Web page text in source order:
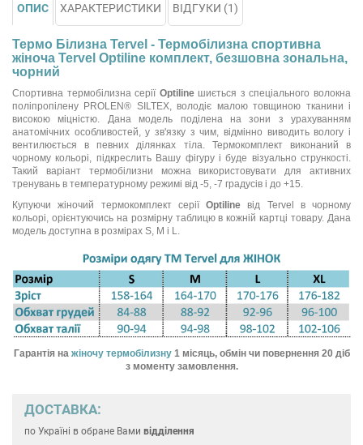
ОПИС ХАРАКТЕРИСТИКИ ВІДГУКИ (1)
Термо Білизна Tervel - Термобілизна спортивна
жіноча Tervel Optiline комплект, безшовна зональна,
чорний
Спортивна термобілизна серії Optilineшиється з спеціального волокна
поліпропілену PROLEN® SILTEX, володіє малою товщиною тканини і
високою міцністю. Дана модель поділена на зони з урахуванням
анатомічних особливостей, у зв'язку з чим, відмінно виводить вологу і
вентилюється в певних ділянках тіла. Термокомплект виконаний в
чорному кольорі, підкреслить Вашу фігуру і буде візуально стрункості.
Такий варіант термобілизни можна використовувати для активних
тренувань в температурному режимі від -5, -7 градусів і до +15.
Купуючи жіночий термокомплект серії Optilineвід Tervel в чорному
кольорі, орієнтуючись на розмірну таблицю в кожній картці товару. Дана
модель доступна в розмірах S, M і L.
Гарантія на жіночу термобілизну1 місяць, обмін чи повернення 20 діб
з моменту замовлення.
ДОСТАВКА:
по Україні в обране Вами відділення